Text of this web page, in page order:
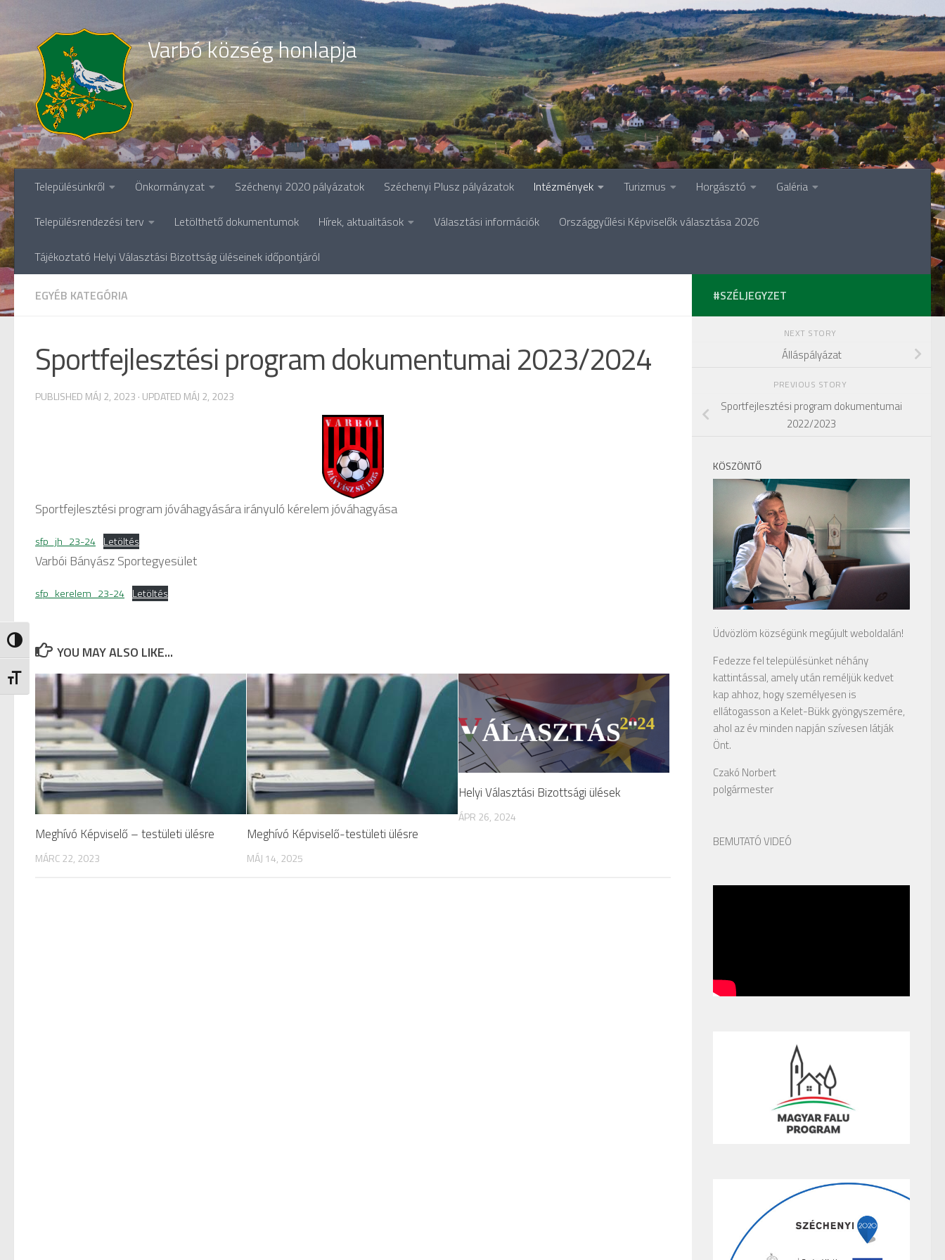
Nagy kontraszt váltása
Betűméret váltása
Varbó község honlapja
Településünkről Önkormányzat Széchenyi 2020 pályázatok Széchenyi Plusz pályázatok Intézmények Turizmus Horgásztó Galéria
Településrendezési terv Letölthető dokumentumok Hírek, aktualitások Választási információk Országgyűlési Képviselők választása 2026
Tájékoztató Helyi Választási Bizottság üléseinek időpontjáról
EGYÉB KATEGÓRIA
Sportfejlesztési program dokumentumai 2023/2024
PUBLISHED MÁJ 2, 2023 · UPDATED MÁJ 2, 2023
Sportfejlesztési program jóváhagyására irányuló kérelem jóváhagyása
sfp_jh_23-24 Letöltés
Varbói Bányász Sportegyesület
sfp_kerelem_23-24 Letöltés
YOU MAY ALSO LIKE...
Meghívó Képviselő – testületi ülésre
MÁRC 22, 2023
Meghívó Képviselő-testületi ülésre
MÁJ 14, 2025
Helyi Választási Bizottsági ülések
ÁPR 26, 2024
#SZÉLJEGYZET
NEXT STORY
Álláspályázat
PREVIOUS STORY
Sportfejlesztési program dokumentumai
2022/2023
KÖSZÖNTŐ
Üdvözlöm községünk megújult weboldalán!
Fedezze fel településünket néhány
kattintással, amely után reméljük kedvet
kap ahhoz, hogy személyesen is
ellátogasson a Kelet-Bükk gyöngyszemére,
ahol az év minden napján szívesen látják
Önt.
Czakó Norbert
polgármester
BEMUTATÓ VIDEÓ